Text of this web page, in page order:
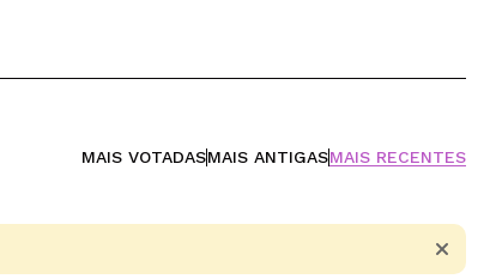
MAIS VOTADASMAIS ANTIGASMAIS RECENTES